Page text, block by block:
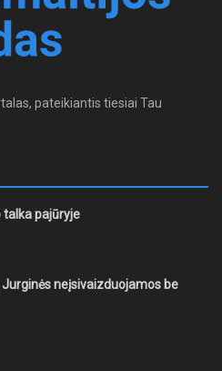
pateikiantis tiesiai Tau
talka pajūryje
neįsivaizduojamos be